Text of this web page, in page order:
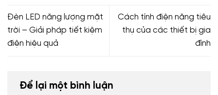
Đèn LED năng lượng mặt
trời – Giải pháp tiết kiệm
điện hiệu quả
Cách tính điện năng tiêu
thụ của các thiết bị gia
đình
Để lại một bình luận